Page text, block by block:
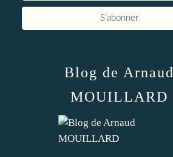
Blog de Arnaud
MOUILLARD